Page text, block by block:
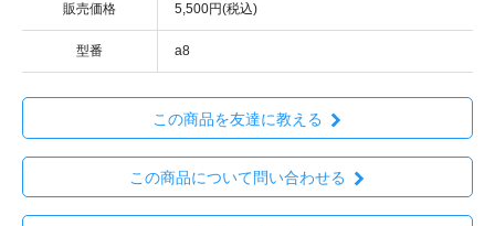
販売価格 5,500円(税込)
型番 a8
この商品を友達に教える
この商品について問い合わせる